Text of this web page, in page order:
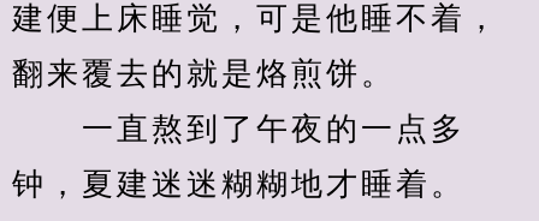
建便上床睡觉，可是他睡不着，
翻来覆去的就是烙煎饼。
一直熬到了午夜的一点多
钟，夏建迷迷糊糊地才睡着。